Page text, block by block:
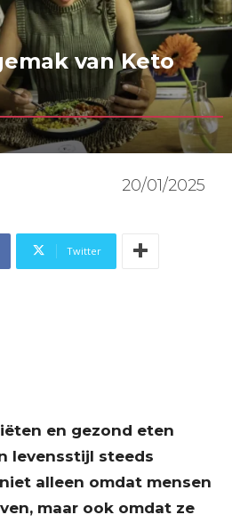
van Keto
20/01/2025
Twitter
en gezond eten
levensstijl steeds
alleen omdat mensen
maar ook omdat ze